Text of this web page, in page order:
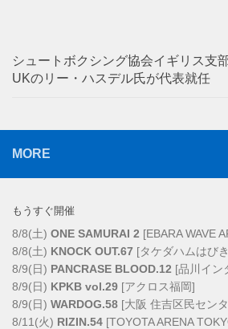
シュートボクシング協会イギリス支
UKのリー・ハスデル氏が代表就任
MORE
もうすぐ開催
8/8(土) ONE SAMURAI 2 [EBARA WAVE
8/8(土) KNOCK OUT.67 [タケダハムはび
8/9(日) PANCRASE BLOOD.12 [品川イン
8/9(日) KPKB vol.29 [アクロス福岡]
8/9(日) WARDOG.58 [大阪 住吉区民セン
8/11(火) RIZIN.54 [TOYOTA ARENA